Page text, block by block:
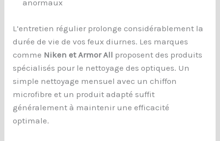
anormaux
L’entretien régulier prolonge considérablement la
durée de vie de vos feux diurnes. Les marques
comme Niken et Armor All proposent des produits
spécialisés pour le nettoyage des optiques. Un
simple nettoyage mensuel avec un chiffon
microfibre et un produit adapté suffit
généralement à maintenir une efficacité
optimale.